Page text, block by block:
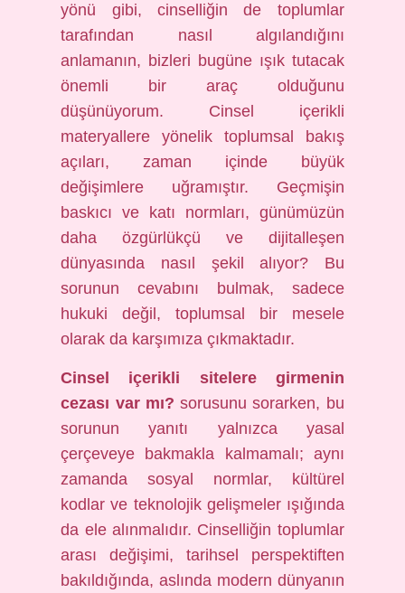
yönü gibi, cinselliğin de toplumlar
tarafından nasıl algılandığını
anlamanın, bizleri bugüne ışık tutacak
önemli bir araç olduğunu
düşünüyorum. Cinsel içerikli
materyallere yönelik toplumsal bakış
açıları, zaman içinde büyük
değişimlere uğramıştır. Geçmişin
baskıcı ve katı normları, günümüzün
daha özgürlükçü ve dijitalleşen
dünyasında nasıl şekil alıyor? Bu
sorunun cevabını bulmak, sadece
hukuki değil, toplumsal bir mesele
olarak da karşımıza çıkmaktadır.
Cinsel içerikli sitelere girmenin
cezası var mı? sorusunu sorarken, bu
sorunun yanıtı yalnızca yasal
çerçeveye bakmakla kalmamalı; aynı
zamanda sosyal normlar, kültürel
kodlar ve teknolojik gelişmeler ışığında
da ele alınmalıdır. Cinselliğin toplumlar
arası değişimi, tarihsel perspektiften
bakıldığında, aslında modern dünyanın